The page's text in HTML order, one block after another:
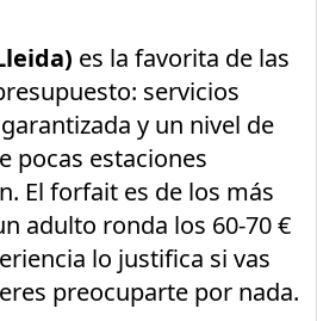
es la favorita de las
servicios
y un nivel de
pocas estaciones
El forfait es de los más
adulto ronda los 60-70 €
lo justifica si vas
preocuparte por nada.